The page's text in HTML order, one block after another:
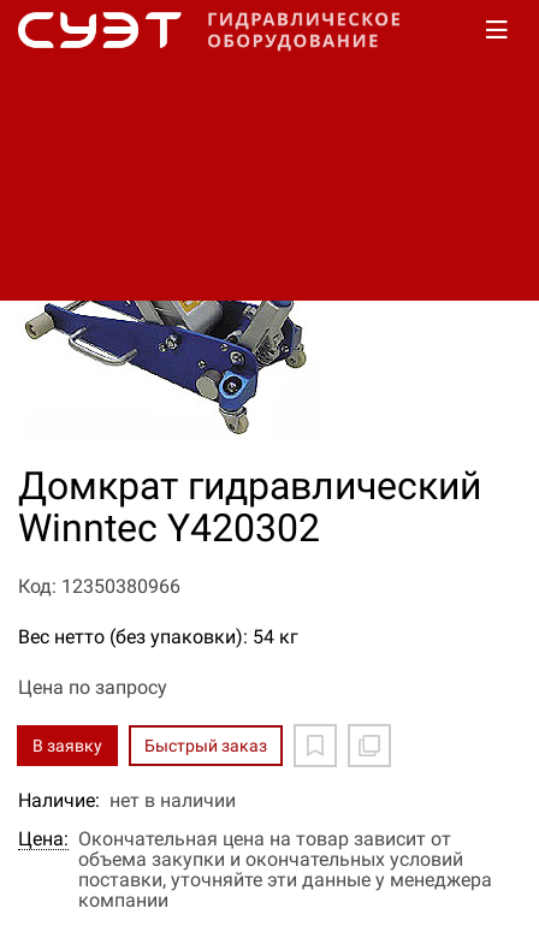
Домкрат гидравлический
Winntec Y420302
Код: 12350380966
Вес нетто (без упаковки): 54 кг
Цена по запросу
В заявку Быстрый заказ
Наличие: нет в наличии
Цена: Окончательная цена на товар зависит от
объема закупки и окончательных условий
поставки, уточняйте эти данные у менеджера
компании